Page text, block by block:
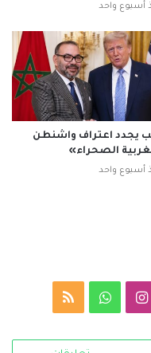
أسبوع واحد
يجدد اعتراف واشنطن
الصحراء»
أسبوع واحد
انستقرامواتسابملخص